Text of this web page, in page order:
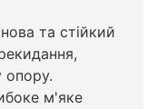
та стійкий
опору.
м'яке